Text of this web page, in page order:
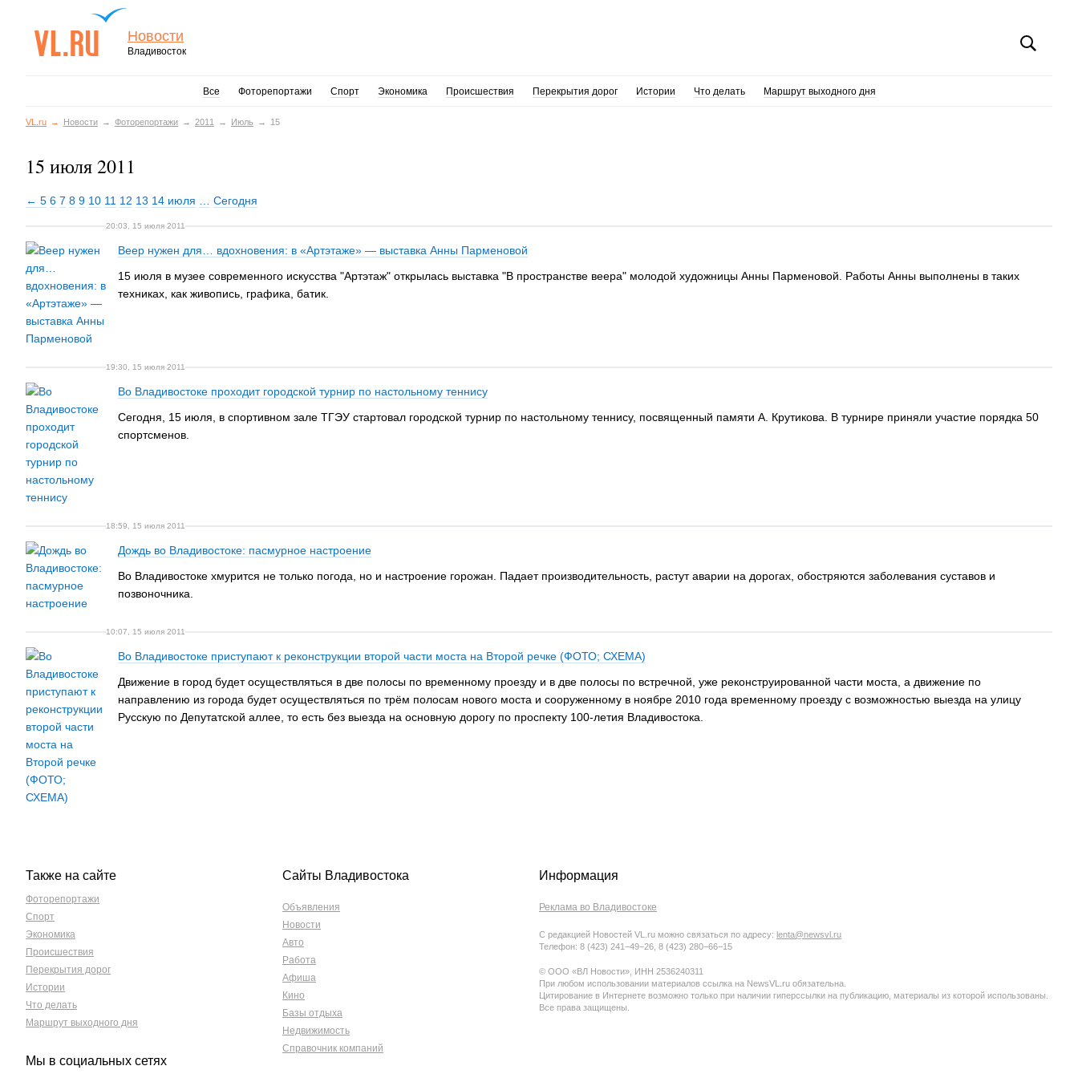
Новости
Владивосток
Все Фоторепортажи Спорт Экономика Происшествия Перекрытия дорог Истории Что делать Маршрут выходного дня
VL.ru Новости Фоторепортажи 2011 Июль 15
15 июля 2011
← 5 6 7 8 9 10 11 12 13 14 июля Сегодня
20:03, 15 июля 2011
Веер нужен для… вдохновения: в «Артэтаже» — выставка Анны Парменовой
15 июля в музее современного искусства "Артэтаж" открылась выставка "В пространстве веера" молодой художницы Анны Парменовой. Работы Анны выполнены в таких
техниках, как живопись, графика, батик.
19:30, 15 июля 2011
Во Владивостоке проходит городской турнир по настольному теннису
Сегодня, 15 июля, в спортивном зале ТГЭУ стартовал городской турнир по настольному теннису, посвященный памяти А. Крутикова. В турнире приняли участие порядка 50
спортсменов.
18:59, 15 июля 2011
Дождь во Владивостоке: пасмурное настроение
Во Владивостоке хмурится не только погода, но и настроение горожан. Падает производительность, растут аварии на дорогах, обостряются заболевания суставов и
позвоночника.
10:07, 15 июля 2011
Во Владивостоке приступают к реконструкции второй части моста на Второй речке (ФОТО; СХЕМА)
Движение в город будет осуществляться в две полосы по временному проезду и в две полосы по встречной, уже реконструированной части моста, а движение по
направлению из города будет осуществляться по трём полосам нового моста и сооруженному в ноябре 2010 года временному проезду с возможностью выезда на улицу
Русскую по Депутатской аллее, то есть без выезда на основную дорогу по проспекту 100-летия Владивостока.
Также на сайте
Фоторепортажи
Спорт
Экономика
Происшествия
Перекрытия дорог
Истории
Что делать
Маршрут выходного дня
Мы в социальных сетях
Сайты Владивостока
Объявления
Новости
Авто
Работа
Афиша
Кино
Базы отдыха
Недвижимость
Справочник компаний
Информация
Реклама во Владивостоке
С редакцией Новостей VL.ru можно связаться по адресу: lenta@newsvl.ru
Телефон: 8 (423) 241−49−26, 8 (423) 280−66−15
© ООО «ВЛ Новости», ИНН 2536240311
При любом использовании материалов ссылка на NewsVL.ru обязательна.
Цитирование в Интернете возможно только при наличии гиперссылки на публикацию, материалы из которой использованы.
Все права защищены.